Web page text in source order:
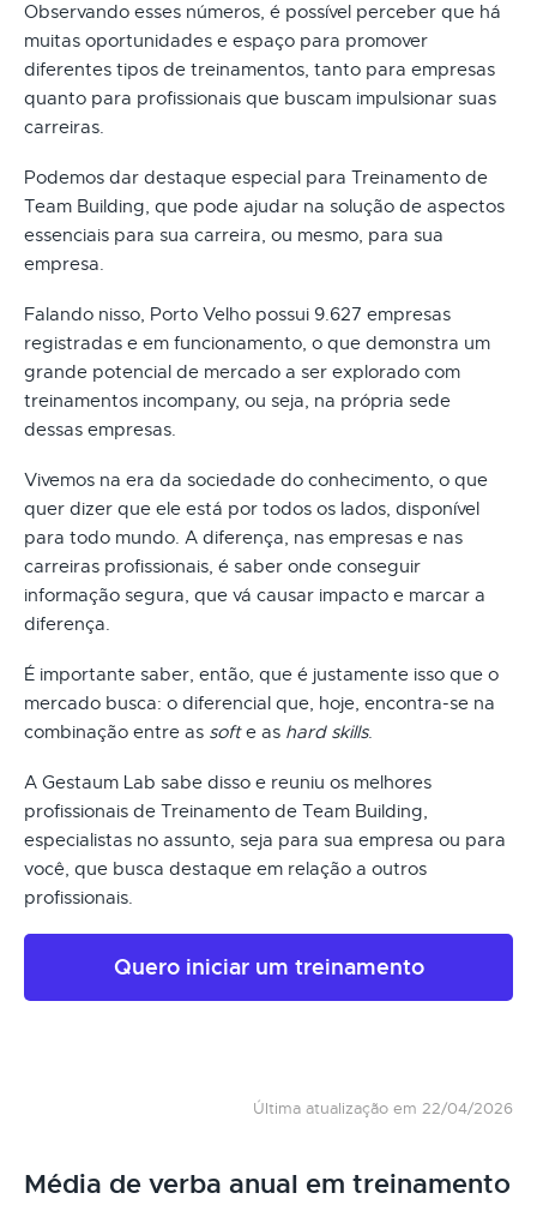
Observando esses números, é possível perceber que há
muitas oportunidades e espaço para promover
diferentes tipos de treinamentos, tanto para empresas
quanto para profissionais que buscam impulsionar suas
carreiras.
Podemos dar destaque especial para Treinamento de
Team Building, que pode ajudar na solução de aspectos
essenciais para sua carreira, ou mesmo, para sua
empresa.
Falando nisso, Porto Velho possui 9.627 empresas
registradas e em funcionamento, o que demonstra um
grande potencial de mercado a ser explorado com
treinamentos incompany, ou seja, na própria sede
dessas empresas.
Vivemos na era da sociedade do conhecimento, o que
quer dizer que ele está por todos os lados, disponível
para todo mundo. A diferença, nas empresas e nas
carreiras profissionais, é saber onde conseguir
informação segura, que vá causar impacto e marcar a
diferença.
É importante saber, então, que é justamente isso que o
mercado busca: o diferencial que, hoje, encontra-se na
combinação entre as softe as hard skills.
A Gestaum Lab sabe disso e reuniu os melhores
profissionais de Treinamento de Team Building,
especialistas no assunto, seja para sua empresa ou para
você, que busca destaque em relação a outros
profissionais.
Quero iniciar um treinamento
Última atualização em 22/04/2026
Média de verba anual em treinamento